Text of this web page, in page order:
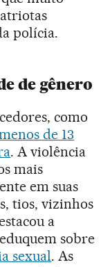
polícia.
de gênero
como
de 13
. A violência
mais
em suas
tios, vizinhos
a
sobre
sexual. As